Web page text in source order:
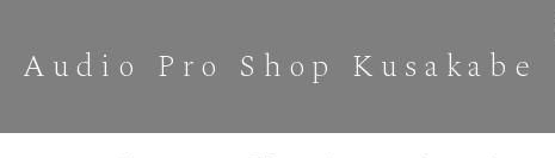
Audio Pro Shop Kusakabe